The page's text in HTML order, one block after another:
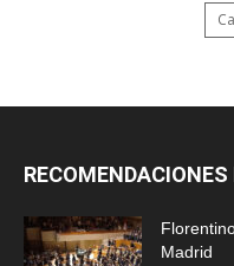
RECOMENDACIONES
Madrid